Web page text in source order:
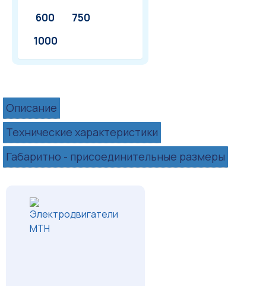
600
750
1000
Описание
Технические характеристики
Габаритно - присоединительные размеры